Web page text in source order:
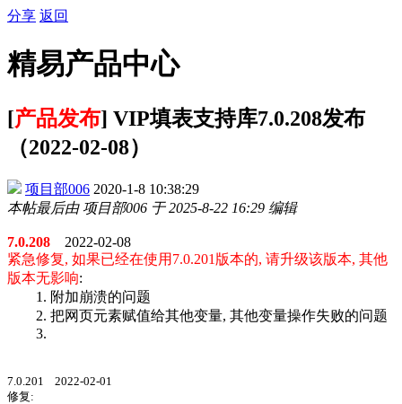
分享 返回
精易产品中心
[产品发布] VIP填表支持库7.0.208发布
（2022-02-08）
项目部006 2020-1-8 10:38:29
本帖最后由 项目部006 于 2025-8-22 16:29 编辑
7.0.208 2022-02-08
紧急修复, 如果已经在使用7.0.201版本的, 请升级该版本, 其他
版本无影响:
1. 附加崩溃的问题
2. 把网页元素赋值给其他变量, 其他变量操作失败的问题
3.
7.0.201 2022-02-01
修复: